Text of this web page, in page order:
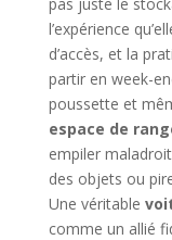
l’expérience
d’accès, et la
partir en week-
poussette et
espace de
empiler
des objets ou
Une véritable
comme un allié